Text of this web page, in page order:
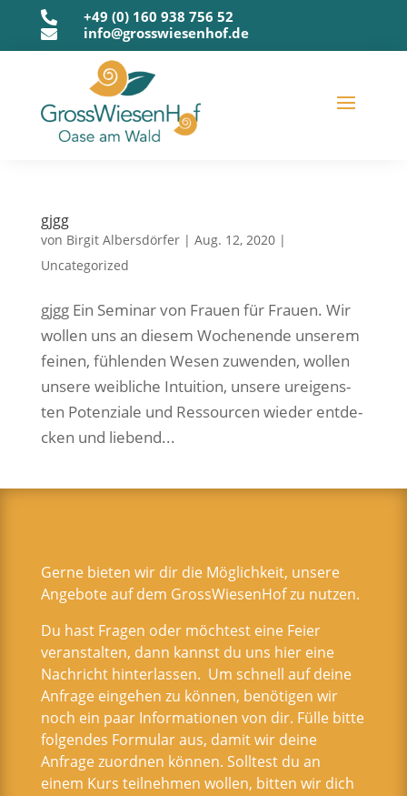
 +49 (0) 160 938 756 52
 info@grosswiesenhof.de
gjgg
von Birgit Albersdörfer| Aug. 12, 2020|
Uncategorized
gjgg Ein Semi­nar von Frau­en für Frau­en. Wir
wol­len uns an die­sem Wochen­en­de unse­rem
fei­nen, füh­len­den Wesen zuwen­den, wol­len
unse­re weib­li­che Intui­ti­on, unse­re urei­gens­
ten Poten­zia­le und Res­sour­cen wie­der ent­de­
cken und lie­bend...
Gerne bieten wir dir die Möglichkeit, unsere
Angebote auf dem GrossWiesenHof zu nutzen.
Du hast Fragen oder möchtest eine Feier
veranstalten, dann kannst du uns hier eine
Nachricht hinterlassen. Um schnell auf deine
Anfrage eingehen zu können, benötigen wir
noch ein paar Informationen von dir. Fülle bitte
folgendes Formular aus, damit wir deine
Anfrage zuordnen können. Solltest du an
einem Kurs teilnehmen wollen, bitten wir dich